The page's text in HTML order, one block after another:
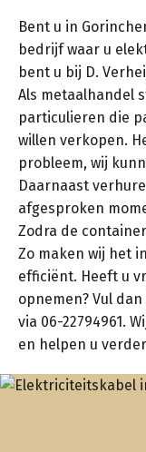
Bent u in
bedrijf waar u
bent u bij D.
Als metaalhandel
particulieren die
willen verkopen.
probleem, wij
Daarnaast
afgesproken
Zodra de
Zo maken wij het
efficiënt. Heeft u
opnemen? Vul
via 06-22794961.
en helpen u